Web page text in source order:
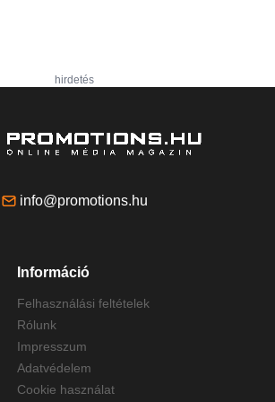
hirdetés
info@promotions.hu
Információ
Felhasználási feltételek
Rólunk
Impresszum
Adatvédelem
Cookie használat